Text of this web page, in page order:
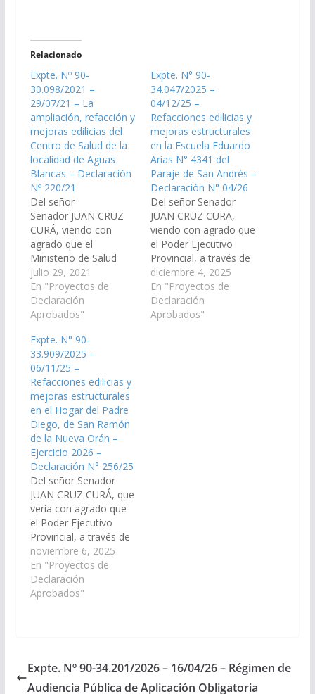
Relacionado
Expte. Nº 90-
30.098/2021 –
29/07/21 – La
ampliación, refacción y
mejoras edilicias del
Centro de Salud de la
localidad de Aguas
Blancas – Declaración
Nº 220/21
Del señor
Senador JUAN CRUZ
CURÁ, viendo con
agrado que el
Ministerio de Salud
Pública, realice las
gestiones necesarias
para la ampliación,
refacción y mejoras
Salud de la localidad de
Aguas Blancas. (Expte.
Nº 90-30.098/2021,
Comisión de Obras
Públicas e Industria).
Declaración Nº 220/21
Aprobado el
26/08/2021
julio 29, 2021
En "Proyectos de
Declaración
Aprobados"
Expte. N° 90-
34.047/2025 –
04/12/25 –
Refacciones edilicias y
mejoras estructurales
en la Escuela Eduardo
Arias N° 4341 del
Paraje de San Andrés –
Declaración N° 04/26
Del señor Senador
JUAN CRUZ CURA,
viendo con agrado que
el Poder Ejecutivo
Provincial, a través de
los organismos
competentes,
disponga las medidas y
recursos necesarios
diciembre 4, 2025
En "Proyectos de
Declaración
Aprobados"
Expte. N° 90-
33.909/2025 –
06/11/25 –
Refacciones edilicias y
mejoras estructurales
en el Hogar del Padre
Diego, de San Ramón
de la Nueva Orán –
Ejercicio 2026 –
Declaración N° 256/25
Del señor Senador
JUAN CRUZ CURÁ, que
vería con agrado que
el Poder Ejecutivo
Provincial, a través de
los organismos
competentes, arbitre
las medidas necesarias
para destinar inversión
Diego, de la ciudad de
San Ramón de la
noviembre 6, 2025
En "Proyectos de
Declaración
Aprobados"
Expte. Nº 90-34.201/2026 – 16/04/26 – Régimen de
Audiencia Pública de Aplicación Obligatoria